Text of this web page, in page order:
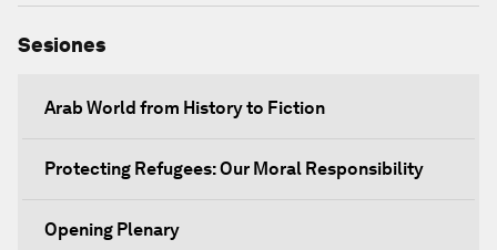
Sesiones
Arab World from History to Fiction
Protecting Refugees: Our Moral Responsibility
Opening Plenary